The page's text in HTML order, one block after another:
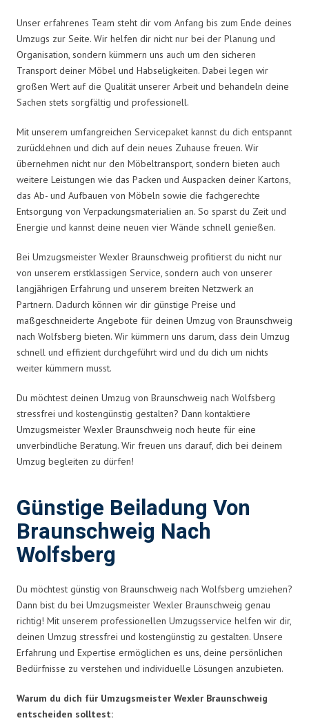
Unser erfahrenes Team steht dir vom Anfang bis zum Ende deines
Umzugs zur Seite. Wir helfen dir nicht nur bei der Planung und
Organisation, sondern kümmern uns auch um den sicheren
Transport deiner Möbel und Habseligkeiten. Dabei legen wir
großen Wert auf die Qualität unserer Arbeit und behandeln deine
Sachen stets sorgfältig und professionell.
Mit unserem umfangreichen Servicepaket kannst du dich entspannt
zurücklehnen und dich auf dein neues Zuhause freuen. Wir
übernehmen nicht nur den Möbeltransport, sondern bieten auch
weitere Leistungen wie das Packen und Auspacken deiner Kartons,
das Ab- und Aufbauen von Möbeln sowie die fachgerechte
Entsorgung von Verpackungsmaterialien an. So sparst du Zeit und
Energie und kannst deine neuen vier Wände schnell genießen.
Bei Umzugsmeister Wexler Braunschweig profitierst du nicht nur
von unserem erstklassigen Service, sondern auch von unserer
langjährigen Erfahrung und unserem breiten Netzwerk an
Partnern. Dadurch können wir dir günstige Preise und
maßgeschneiderte Angebote für deinen Umzug von Braunschweig
nach Wolfsberg bieten. Wir kümmern uns darum, dass dein Umzug
schnell und effizient durchgeführt wird und du dich um nichts
weiter kümmern musst.
Du möchtest deinen Umzug von Braunschweig nach Wolfsberg
stressfrei und kostengünstig gestalten? Dann kontaktiere
Umzugsmeister Wexler Braunschweig noch heute für eine
unverbindliche Beratung. Wir freuen uns darauf, dich bei deinem
Umzug begleiten zu dürfen!
Günstige Beiladung Von
Braunschweig Nach
Wolfsberg
Du möchtest günstig von Braunschweig nach Wolfsberg umziehen?
Dann bist du bei Umzugsmeister Wexler Braunschweig genau
richtig! Mit unserem professionellen Umzugsservice helfen wir dir,
deinen Umzug stressfrei und kostengünstig zu gestalten. Unsere
Erfahrung und Expertise ermöglichen es uns, deine persönlichen
Bedürfnisse zu verstehen und individuelle Lösungen anzubieten.
Warum du dich für Umzugsmeister Wexler Braunschweig
entscheiden solltest: